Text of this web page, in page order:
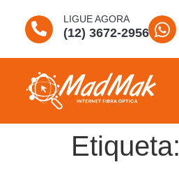
LIGUE AGORA
(12) 3672-2956
Etiqueta: